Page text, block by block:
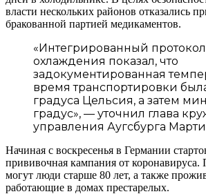
власти нескольких районов отказались
бракованной партией медикаментов.
«Интегрированный протокол
охлаждения показал, что
задокументированная
время транспортировки
градуса Цельсия, а затем
градус», — уточнил глава
управления Аугсбурга
Начиная с воскресенья в Германии
прививочная кампания от
могут люди старше 80 лет, а также
работающие в домах престарелых.